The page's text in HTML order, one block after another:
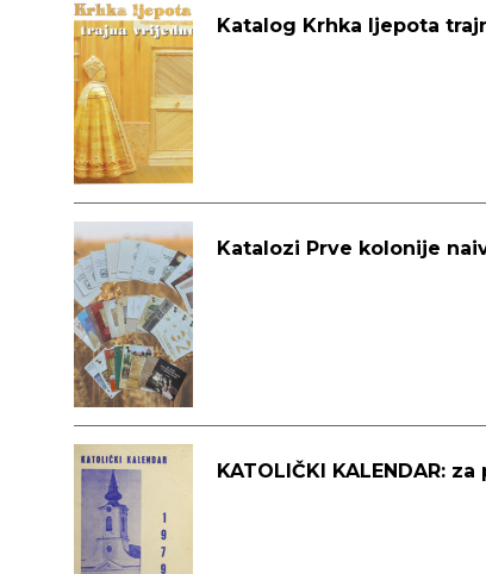
Katalog Krhka ljepota
Katalozi Prve kolonije
KATOLIČKI KALENDAR: